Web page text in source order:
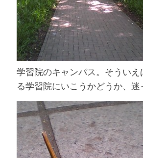
学習院のキャンパス。そうい
る学習院にいこうかどうか、迷